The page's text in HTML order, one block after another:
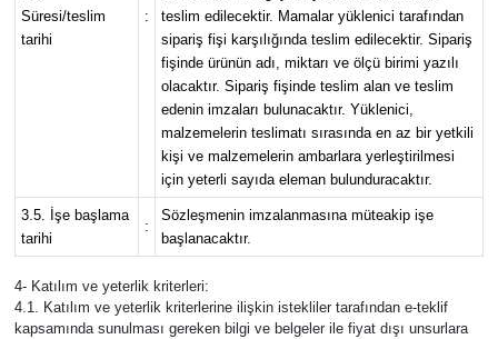
Süresi/teslim
tarihi
:
teslim edilecektir. Mamalar yüklenici tarafından
sipariş fişi karşılığında teslim edilecektir. Sipariş
fişinde ürünün adı, miktarı ve ölçü birimi yazılı
olacaktır. Sipariş fişinde teslim alan ve teslim
edenin imzaları bulunacaktır. Yüklenici,
malzemelerin teslimatı sırasında en az bir yetkili
kişi ve malzemelerin ambarlara yerleştirilmesi
için yeterli sayıda eleman bulunduracaktır.
3.5. İşe başlama
tarihi
:
Sözleşmenin imzalanmasına müteakip işe
başlanacaktır.
4- Katılım ve yeterlik kriterleri:
4.1. Katılım ve yeterlik kriterlerine ilişkin istekliler tarafından e-teklif
kapsamında sunulması gereken bilgi ve belgeler ile fiyat dışı unsurlara